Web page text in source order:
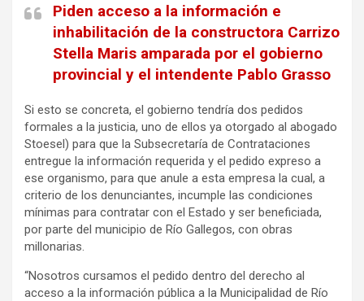
Piden acceso a la información e
inhabilitación de la constructora Carrizo
Stella Maris amparada por el gobierno
provincial y el intendente Pablo Grasso
Si esto se concreta, el gobierno tendría dos pedidos
formales a la justicia, uno de ellos ya otorgado al abogado
Stoesel) para que la Subsecretaría de Contrataciones
entregue la información requerida y el pedido expreso a
ese organismo, para que anule a esta empresa la cual, a
criterio de los denunciantes, incumple las condiciones
mínimas para contratar con el Estado y ser beneficiada,
por parte del municipio de Río Gallegos, con obras
millonarias.
“Nosotros cursamos el pedido dentro del derecho al
acceso a la información pública a la Municipalidad de Río